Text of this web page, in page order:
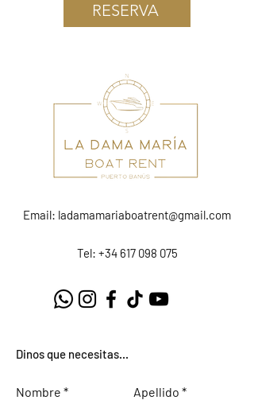
RESERVA
Email: ladamamariaboatrent@gmail.com
Tel: +34 617 098 075
Dinos que necesitas...
Nombre Apellido